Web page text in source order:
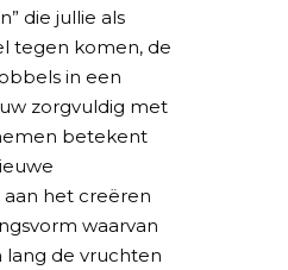
die jullie als
tegen komen, de
in een
zorgvuldig met
betekent
het creëren
waarvan
lang de vruchten